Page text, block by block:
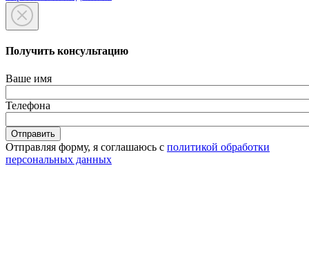
Получить консультацию
Ваше имя
Телефона
Отправляя форму, я соглашаюсь с политикой обработки
персональных данных